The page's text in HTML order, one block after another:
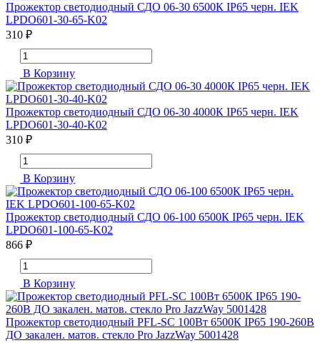
Прожектор светодиодный СДО 06-30 6500К IP65 черн. IEK
LPDO601-30-65-K02
310 ₽
В Корзину
Прожектор светодиодный СДО 06-30 4000К IP65 черн. IEK
LPDO601-30-40-K02
310 ₽
В Корзину
Прожектор светодиодный СДО 06-100 6500К IP65 черн. IEK
LPDO601-100-65-K02
866 ₽
В Корзину
Прожектор светодиодный PFL-SC 100Вт 6500К IP65 190-260В
ДО закален. матов. стекло Pro JazzWay 5001428